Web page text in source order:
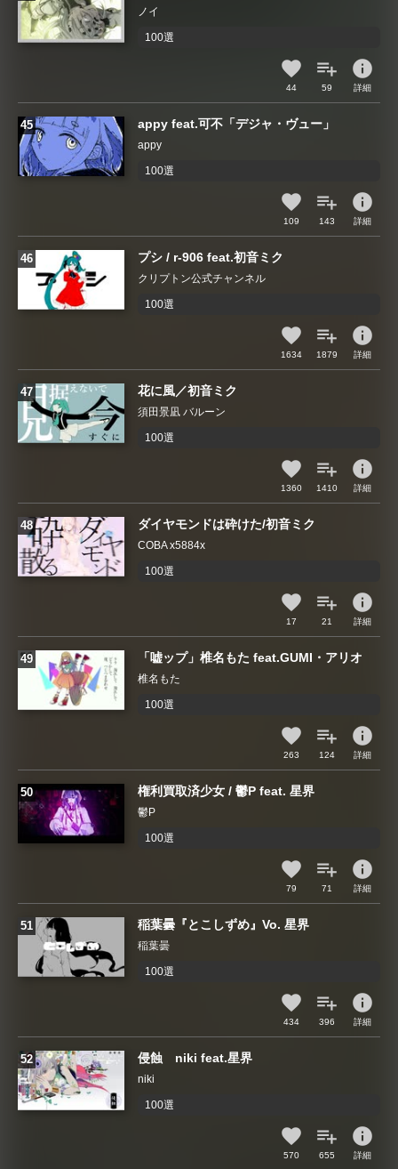
ノイ
100選
44 59
info
詳細
appy feat.可不「デジャ・ヴュー」
appy
100選
109 143
info
詳細
プシ / r-906 feat.初音ミク
クリプトン公式チャンネル
100選
1634 1879
info
詳細
花に風／初音ミク
須田景凪 バルーン
100選
1360 1410
info
詳細
ダイヤモンドは砕けた/初音ミク
COBA x5884x
100選
17 21
info
詳細
「嘘ップ」椎名もた feat.GUMI・アリオ
椎名もた
100選
263 124
info
詳細
権利買取済少女 / 鬱P feat. 星界
鬱P
100選
79 71
info
詳細
稲葉曇『とこしずめ』Vo. 星界
稲葉曇
100選
434 396
info
詳細
侵蝕 niki feat.星界
niki
100選
570 655
info
詳細